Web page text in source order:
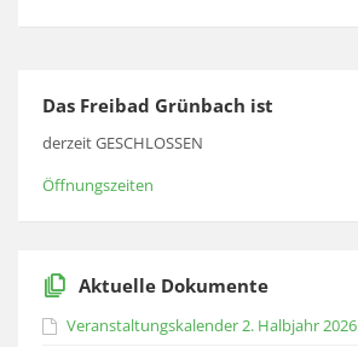
Das Freibad Grünbach ist
derzeit GESCHLOSSEN
Öffnungszeiten
Aktuelle Dokumente
Veranstaltungskalender 2. Halbjahr 2026